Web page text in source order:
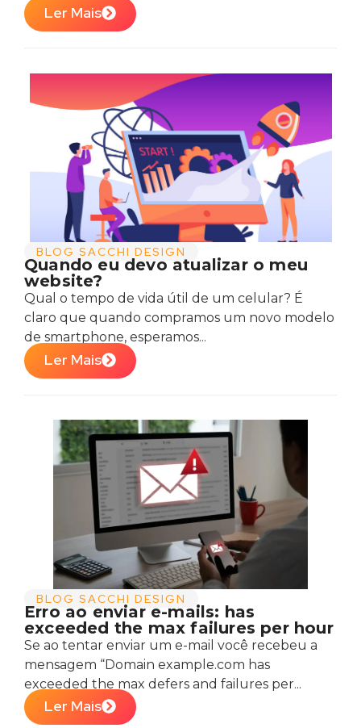
Ler Mais
BLOG SACCHI DESIGN
Quando eu devo atualizar o meu
website?
Qual o tempo de vida útil de um celular? É
claro que quando compramos um novo modelo
de smartphone, esperamos...
Ler Mais
BLOG SACCHI DESIGN
Erro ao enviar e-mails: has
exceeded the max failures per hour
Se ao tentar enviar um e-mail você recebeu a
mensagem “Domain example.com has
exceeded the max defers and failures per...
Ler Mais